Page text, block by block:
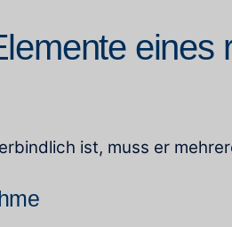
eines
ist, muss er